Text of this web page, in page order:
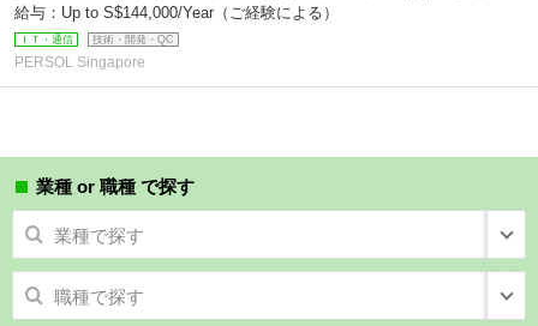
給与：Up to S$144,000/Year（ご経験による）
ＩＴ・通信 技術・開発・QC
PERSOL Singapore
業種 or 職種 で探す
業種で探す
職種で探す